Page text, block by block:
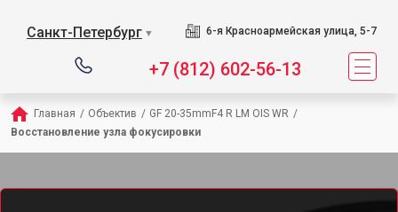
Санкт-Петербург ▼ 6-я Красноармейская улица, 5-7
+7 (812) 602-56-13
Главная / Объектив / GF 20-35mmF4 R LM OIS WR /
Восстановление узла фокусировки